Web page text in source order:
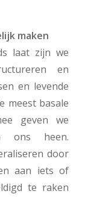
maken
laat zijn we
en
en levende
meest basale
geven we
ons heen.
door
aan iets of
te raken